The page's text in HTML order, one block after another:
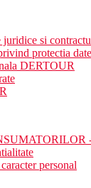
juridice si
protectia
DERTOUR
personal